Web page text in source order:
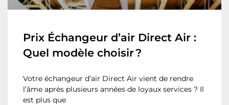
Prix Échangeur d’air Direct Air :
Quel modèle choisir ?
Votre échangeur d’air Direct Air vient de rendre
l’âme après plusieurs années de loyaux services ? Il
est plus que